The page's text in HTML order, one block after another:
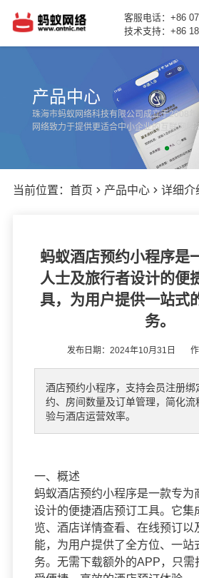
网站首页
产品中心
新闻动态
案例展示
客服电话：+86
技术支持：+86
产品中心
珠海市蚂蚁网络科技有限公司成立于2008
网络致力于提供更适合中小企业的互联网解
当前位置： 首页 产品中心 详细介
蚂蚁酒店预约小程序是
人士及旅行者设计的便
具，为用户提供一站式
务。
发布日期：2024年10月31日 作
酒店预约小程序，支持会员注册绑
约、房间数量及订单管理，简化流
验与酒店运营效率。
一、概述
蚂蚁酒店预约小程序是一款专为
设计的便捷酒店预订工具。它集
览、酒店详情查看、在线预订以
能，为用户提供了全方位、一站
务。无需下载额外的APP，只需